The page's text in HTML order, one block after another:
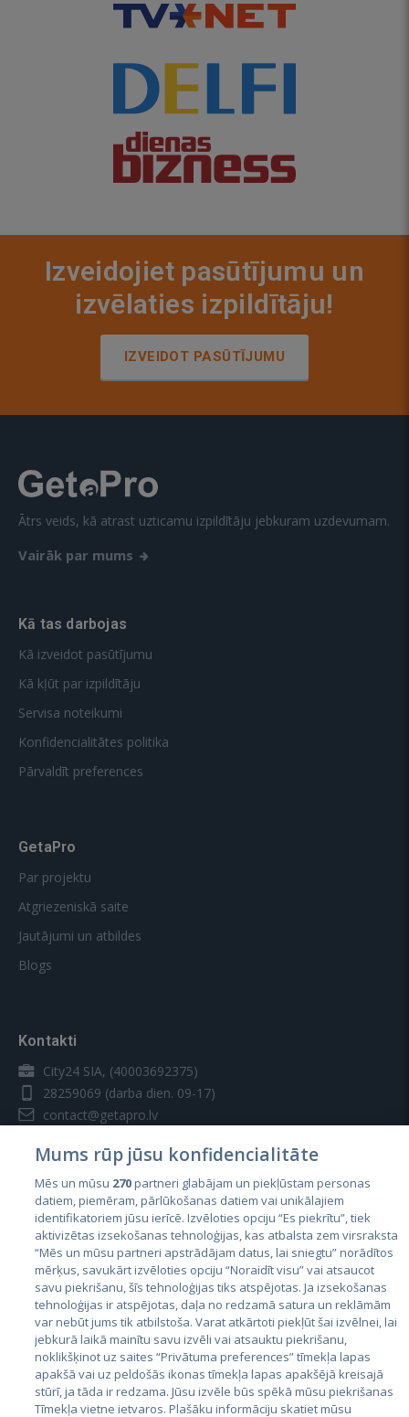
Izveidojiet pasūtījumu un
izvēlaties izpildītāju!
IZVEIDOT PASŪTĪJUMU
Ātrs veids, kā atrast uzticamu izpildītāju jebkuram uzdevumam.
Vairāk par mums
Kā tas darbojas
Kā izveidot pasūtījumu
Kā kļūt par izpildītāju
Servisa noteikumi
Konfidencialitātes politika
Pārvaldīt preferences
GetaPro
Par projektu
Atgriezeniskā saite
Jautājumi un atbildes
Blogs
Kontakti
City24 SIA, (40003692375)
28259069 (darba dien. 09-17)
contact@getapro.lv
Valstis
Igaunija
Latvija
Lietuva
Mums rūp jūsu konfidencialitāte
Mēs un mūsu 270partneri glabājam un piekļūstam personas
datiem, piemēram, pārlūkošanas datiem vai unikālajiem
identifikatoriem jūsu ierīcē. Izvēloties opciju “Es piekrītu”, tiek
aktivizētas izsekošanas tehnoloģijas, kas atbalsta zem virsraksta
“Mēs un mūsu partneri apstrādājam datus, lai sniegtu” norādītos
mērķus, savukārt izvēloties opciju “Noraidīt visu” vai atsaucot
savu piekrišanu, šīs tehnoloģijas tiks atspējotas. Ja izsekošanas
tehnoloģijas ir atspējotas, daļa no redzamā satura un reklāmām
var nebūt jums tik atbilstoša. Varat atkārtoti piekļūt šai izvēlnei, lai
jebkurā laikā mainītu savu izvēli vai atsauktu piekrišanu,
noklikšķinot uz saites “Privātuma preferences” tīmekļa lapas
apakšā vai uz peldošās ikonas tīmekļa lapas apakšējā kreisajā
stūrī, ja tāda ir redzama. Jūsu izvēle būs spēkā mūsu piekrišanas
Tīmekļa vietne ietvaros. Plašāku informāciju skatiet mūsu